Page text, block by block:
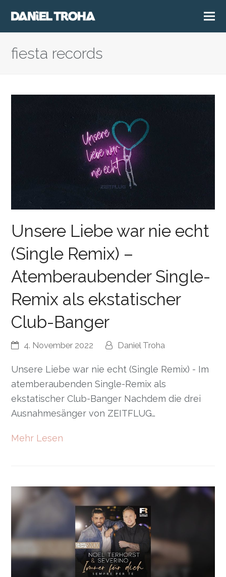
fiesta records
Unsere Liebe war nie echt
(Single Remix) –
Atemberaubender Single-
Remix als ekstatischer
Club-Banger
4. November 2022 Daniel Troha
Unsere Liebe war nie echt (Single Remix) - Im
atemberaubenden Single-Remix als
ekstatischer Club-Banger Nachdem die drei
Ausnahmesänger von ZEITFLUG…
Mehr Lesen